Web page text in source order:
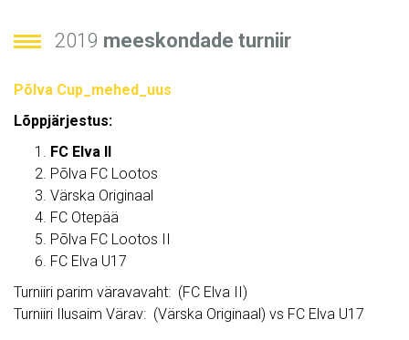
2019 meeskondade turniir
Põlva Cup_mehed_uus
Lõppjärjestus:
FC Elva II
Põlva FC Lootos
Värska Originaal
FC Otepää
Põlva FC Lootos II
FC Elva U17
Turniiri parim väravavaht: (FC Elva II)
Turniiri Ilusaim Värav: (Värska Originaal) vs FC Elva U17